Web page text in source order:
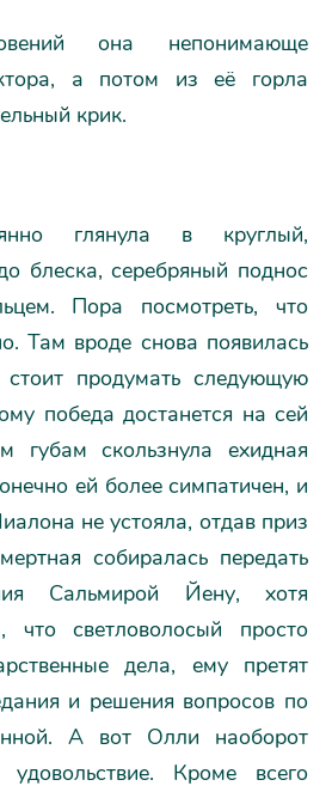
она непонимающе
а потом из её горла
крик.
глянула в круглый,
блеска, серебряный поднос
Пора посмотреть, что
Там вроде снова появилась
стоит продумать следующую
победа достанется на сей
губам скользнула ехидная
ей более симпатичен, и
не устояла, отдав приз
собиралась передать
Сальмирой Йену, хотя
что светловолосый просто
дела, ему претят
и решения вопросов по
А вот Олли наоборот
Кроме всего